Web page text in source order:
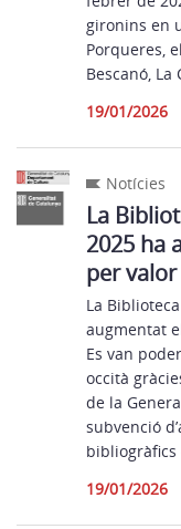
gironins en
Porqueres,
Bescanó,
19/01/2026
Notícies
La
2025 ha
per
La
augmentat
Es van
occità
de la
subvenció
19/01/2026